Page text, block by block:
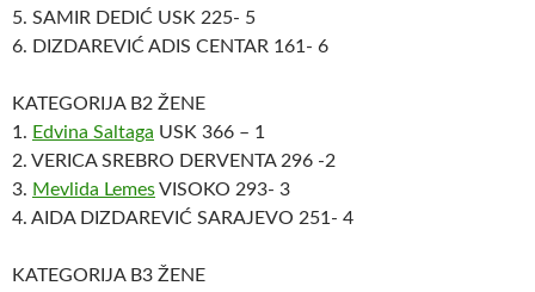
5. SAMIR DEDIĆ USK 225- 5
6. DIZDAREVIĆ ADIS CENTAR 161- 6
KATEGORIJA B2 ŽENE
1. Edvina Saltaga USK 366 – 1
2. VERICA SREBRO DERVENTA 296 -2
3. Mevlida LemesVISOKO 293- 3
4. AIDA DIZDAREVIĆ SARAJEVO 251- 4
KATEGORIJA B3 ŽENE